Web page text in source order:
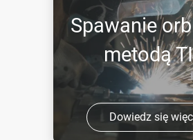
Spawanie
metodą
Dowiedz się